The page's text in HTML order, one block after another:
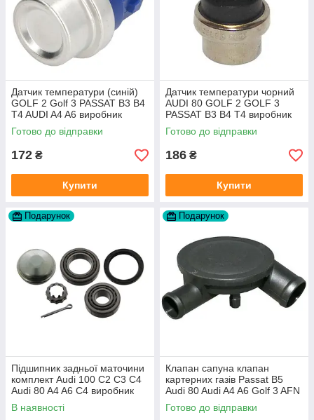
Датчик температури (синій)
GOLF 2 Golf 3 PASSAT B3 B4
T4 AUDI A4 A6 виробник
Topran Німеччина
Готово до відправки
172 ₴
Купити
Датчик температури чорний
AUDI 80 GOLF 2 GOLF 3
PASSAT B3 B4 T4 виробник
TOPRAN Німеччина
Готово до відправки
186 ₴
Купити
Подарунок
Підшипник задньої маточини
комплект Audi 100 C2 C3 C4
Audi 80 A4 A6 C4 виробник
FAG
В наявності
Подарунок
Клапан сапуна клапан
картерних газів Passat B5
Audi 80 Audi A4 A6 Golf 3 AFN
1Y AAZ 1Z AFF AEY AAZ AHB
AHU
Готово до відправки